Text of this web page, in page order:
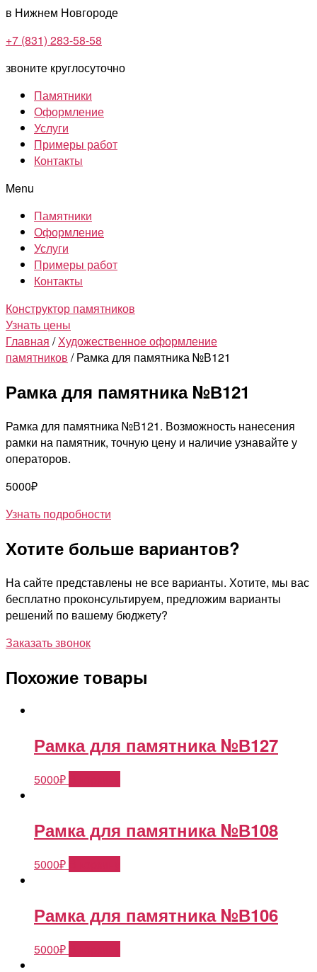
в Нижнем Новгороде
+7 (831) 283-58-58
звоните круглосуточно
Памятники
Оформление
Услуги
Примеры работ
Контакты
Menu
Памятники
Оформление
Услуги
Примеры работ
Контакты
Конструктор памятников
Узнать цены
Главная /Художественное оформление
памятников / Рамка для памятника №В121
Рамка для памятника №В121
Рамка для памятника №В121. Возможность нанесения
рамки на памятник, точную цену и наличие узнавайте у
операторов.
5000₽
Узнать подробности
Хотите больше вариантов?
На сайте представлены не все варианты. Хотите, мы вас
бесплатно проконсультируем, предложим варианты
решений по вашему бюджету?
Заказать звонок
Похожие товары
Рамка для памятника №В127
5000₽
Рамка для памятника №В108
5000₽
Рамка для памятника №В106
5000₽